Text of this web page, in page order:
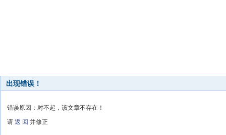
出现错误！
错误原因：对不起，该文章不存在！
请 返 回 并修正